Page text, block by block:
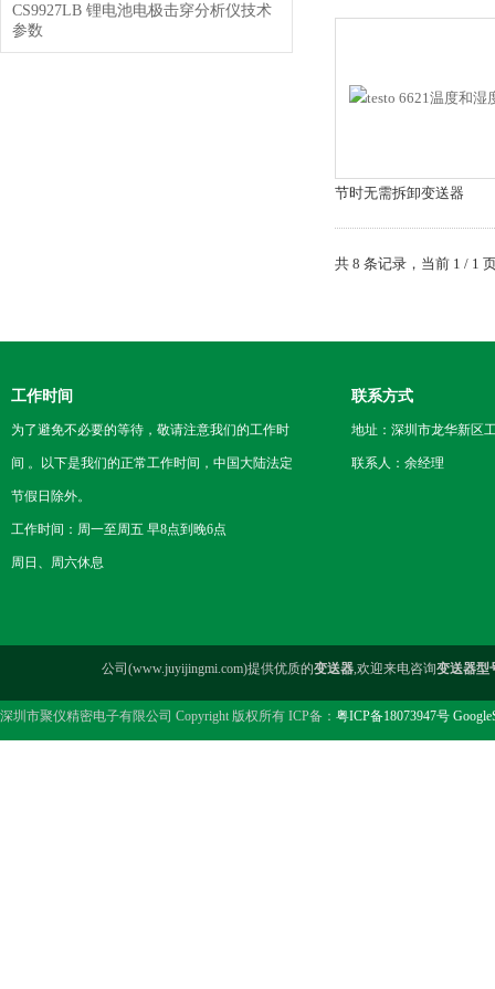
CS9927LB 锂电池电极击穿分析仪技术
参数
节时无需拆卸变送器
共 8 条记录，当前 1 / 1
工作时间
为了避免不必要的等待，敬请注意我们的工作时
间 。以下是我们的正常工作时间，中国大陆法定
节假日除外。
工作时间：周一至周五 早8点到晚6点
周日、周六休息
联系方式
地址：深圳市龙华新区
联系人：余经理
公司(www.juyijingmi.com)提供优质的变送器,欢迎来电咨询变送器型
深圳市聚仪精密电子有限公司 Copyright 版权所有 ICP备： 粤ICP备18073947号